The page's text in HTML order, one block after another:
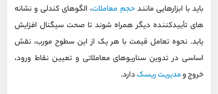
باید با ابزارهایی مانندحجم معاملات، الگوهای کندلی و نشانه‌
های تأییدکننده دیگر همراه شوند تا صحت سیگنال افزایش
یابد. نحوه تعامل قیمت با هر یک از این سطوح مورب، نقش
اساسی در تدوین سناریوهای معاملاتی و تعیین نقاط ورود،
خروج ومدیریت ریسک دارد.